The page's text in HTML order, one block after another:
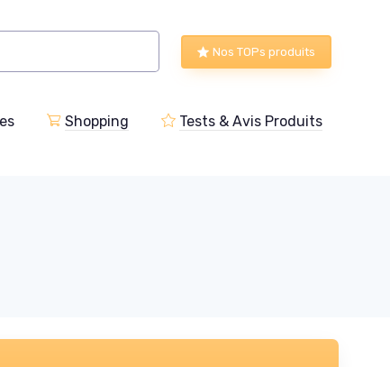
Nos TOPs produits
Shopping Tests & Avis Produits